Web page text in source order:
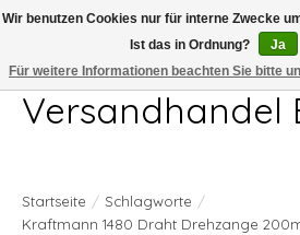
Telefon 04407 715872 MO-DO 7.00-17.00Uhr FR 7.00-
Versandhandel
Startseite / Schlagworte /
Kraftmann 1480 Draht Drehzange
Wir benutzen Cookies nur für interne Zwecke
Ist das in Ordnung?
Ja
Für weitere Informationen beachten Sie bitte